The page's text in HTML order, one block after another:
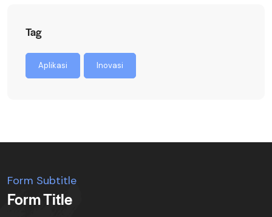
Tag
Aplikasi Inovasi
Form Subtitle
Form Title